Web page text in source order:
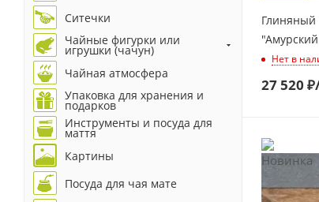
Глиняный
Нет в
27 520 ₽
Ситечки
Чайные фигурки или
игрушки (чачун)
Чайная атмосфера
Упаковка для хранения и
подарков
Инструменты и посуда для
маття
Картины
Посуда для чая мате